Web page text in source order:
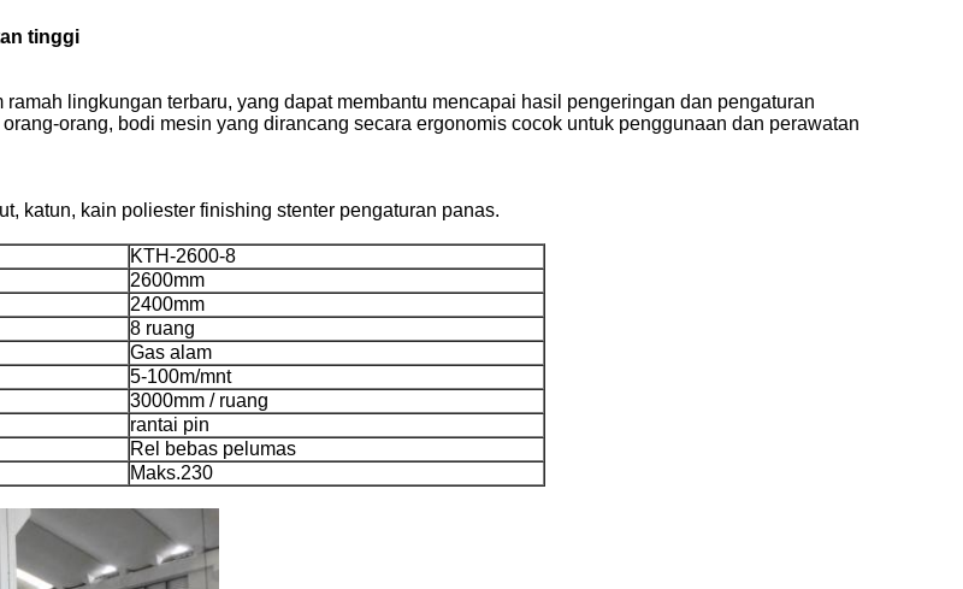
tinggi
lingkungan terbaru, yang dapat membantu mencapai hasil pengeringan dan pengaturan
orang, bodi mesin yang dirancang secara ergonomis cocok untuk penggunaan dan perawatan
katun, kain poliester finishing stenter pengaturan panas.
KTH-2600-8
2600mm
2400mm
8 ruang
Gas alam
5-100m/mnt
3000mm / ruang
rantai pin
Rel bebas pelumas
Maks.230